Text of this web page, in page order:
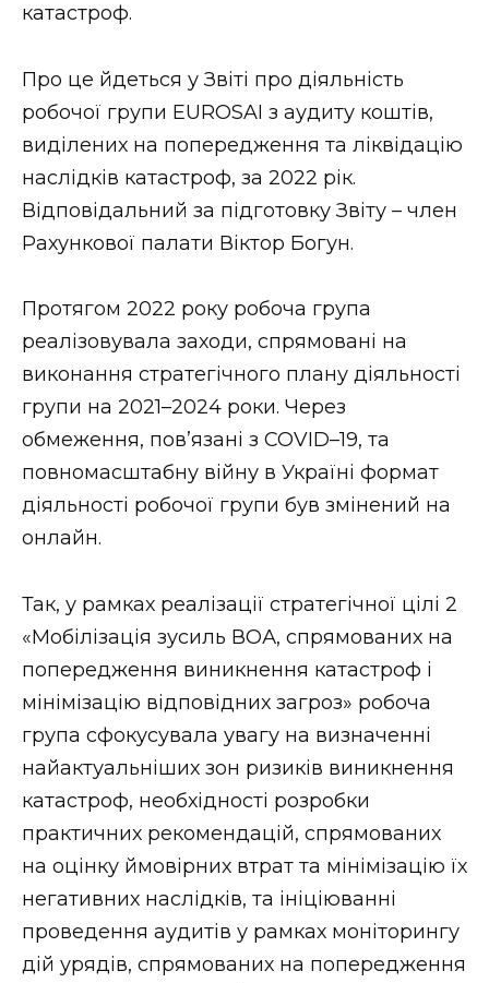
катастроф.
Про це йдеться у Звіті про діяльність
робочої групи EUROSAI з аудиту коштів,
виділених на попередження та ліквідацію
наслідків катастроф, за 2022 рік.
Відповідальний за підготовку Звіту – член
Рахункової палати Віктор Богун.
Протягом 2022 року робоча група
реалізовувала заходи, спрямовані на
виконання стратегічного плану діяльності
групи на 2021–2024 роки. Через
обмеження, пов’язані з COVID–19, та
повномасштабну війну в Україні формат
діяльності робочої групи був змінений на
онлайн.
Так, у рамках реалізації стратегічної цілі 2
«Мобілізація зусиль ВОА, спрямованих на
попередження виникнення катастроф і
мінімізацію відповідних загроз» робоча
група сфокусувала увагу на визначенні
найактуальніших зон ризиків виникнення
катастроф, необхідності розробки
практичних рекомендацій, спрямованих
на оцінку ймовірних втрат та мінімізацію їх
негативних наслідків, та ініціюванні
проведення аудитів у рамках моніторингу
дій урядів, спрямованих на попередження